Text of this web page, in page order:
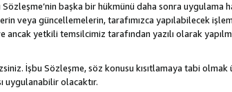
başka bir hükmünü daha sonra uygulama
veya güncellemelerin, tarafımızca yapılabilecek
yetkili temsilcimiz tarafından yazılı olarak
İşbu Sözleşme, söz konusu kısıtlamaya tabi
uygulanabilir olacaktır.